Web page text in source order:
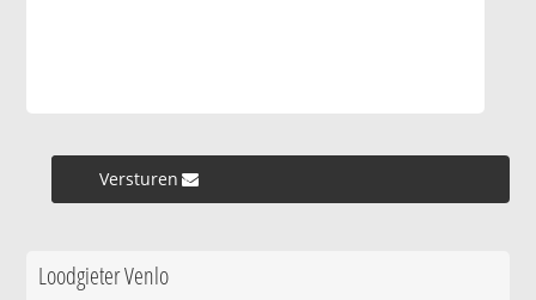
Versturen »
Loodgieter Venlo